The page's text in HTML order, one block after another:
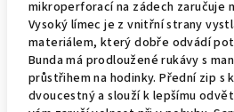
mikroperforací na zádech zaručuje
Vysoký límec je z vnitřní strany
materiálem, který dobře odvádí
Bunda má prodloužené rukávy s
průstřihem na hodinky. Přední zip s
dvoucestný a slouží k lepšímu